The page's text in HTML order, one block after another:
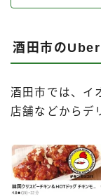
酒田市の
酒田市では、イ
店舗などからデ